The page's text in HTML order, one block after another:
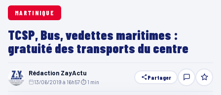
MARTINIQUE
TCSP, Bus, vedettes maritimes :
gratuité des transports du centre
Rédaction ZayActu
13/06/2019 à 16h57⏱ 1 min
Partager